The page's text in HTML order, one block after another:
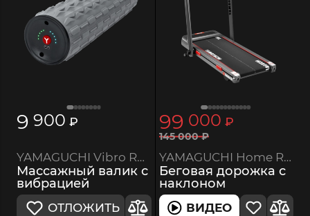
9 900 ₽
YAMAGUCHI Vibro Roll Mini
Массажный валик с
вибрацией
ОТЛОЖИТЬ
99 000 ₽
145 000₽
YAMAGUCHI Home RACE Incline
Беговая дорожка с
наклоном
ВИДЕО